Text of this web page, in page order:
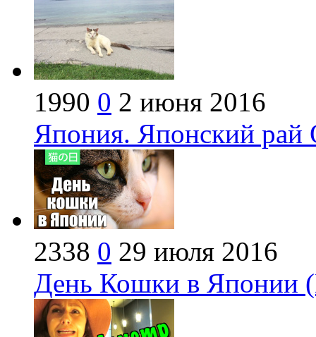
1990 0 2 июня 2016
Япония. Японский рай
2338 0 29 июля 2016
День Кошки в Японии